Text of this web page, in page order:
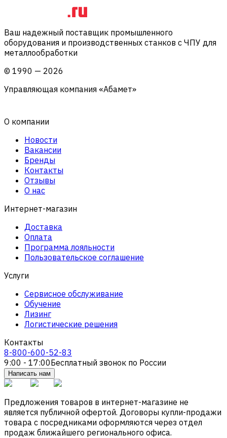
Ваш надежный поставщик промышленного
оборудования и производственных станков с ЧПУ для
металлообработки
© 1990 — 2026
Управляющая компания «Абамет»
О компании
Новости
Вакансии
Бренды
Контакты
Отзывы
О нас
Интернет-магазин
Доставка
Оплата
Программа лояльности
Пользовательское соглашение
Услуги
Сервисное обслуживание
Обучение
Лизинг
Логистические решения
Контакты
8-800-600-52-83
9:00 - 17:00Бесплатный звонок по России
Написать нам
Предложения товаров в интернет-магазине не
является публичной офертой. Договоры купли-продажи
товара с посредниками оформляются через отдел
продаж ближайшего регионального офиса.